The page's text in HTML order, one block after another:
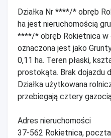
Działka Nr ****/* obręb
ha jest nieruchomością
****/* obręb Rokietnica w
oznaczona jest jako
0,11 ha. Teren płaski,
prostokąta. Brak dojazdu
Działka użytkowana
przebiegają cztery
Adres nieruchomości
37-562 Rokietnica,